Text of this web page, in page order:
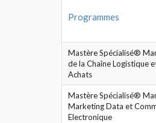
Programmes
Mastère Spécialisé®
de la Chaîne Logistique
Achats
Mastère Spécialisé®
Marketing Data et
Electronique